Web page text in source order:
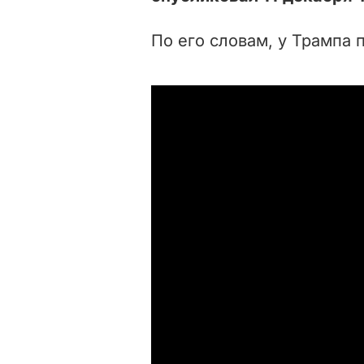
По его словам, у Трампа